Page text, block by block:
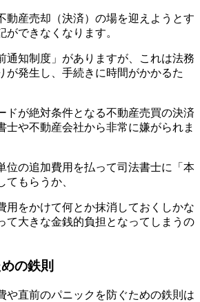
動産売却（決済）の場を迎えようとす
ができなくなります。
通知制度」がありますが、これは法務
が発生し、手続きに時間がかかるた
ドが絶対条件となる不動産売買の決済
士や不動産会社から非常に嫌がられま
位の追加費用を払って司法書士に「本
てもらうか、
用をかけて何とか抹消しておくしかな
て大きな金銭的負担となってしまうの
の鉄則
や直前のパニックを防ぐための鉄則は